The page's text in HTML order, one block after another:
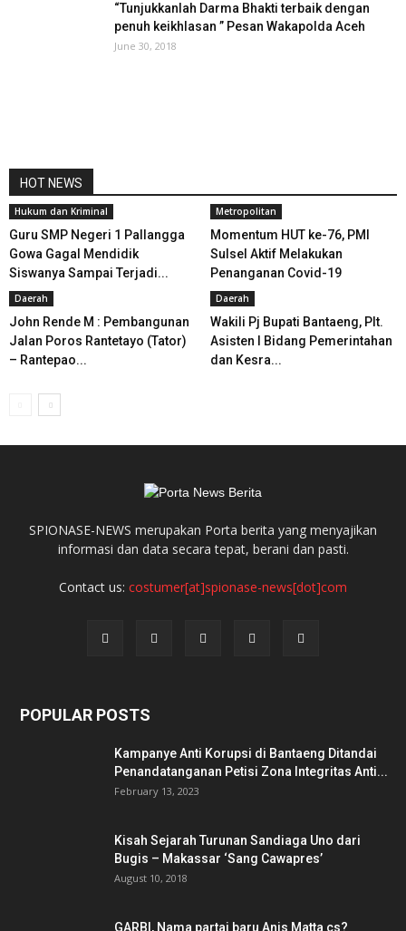
“Tunjukkanlah Darma Bhakti terbaik dengan
penuh keikhlasan ” Pesan Wakapolda Aceh
June 30, 2018
HOT NEWS
Hukum dan Kriminal
Guru SMP Negeri 1 Pallangga
Gowa Gagal Mendidik
Siswanya Sampai Terjadi...
Metropolitan
Momentum HUT ke-76, PMI
Sulsel Aktif Melakukan
Penanganan Covid-19
Daerah
John Rende M : Pembangunan
Jalan Poros Rantetayo (Tator)
– Rantepao...
Daerah
Wakili Pj Bupati Bantaeng, Plt.
Asisten I Bidang Pemerintahan
dan Kesra...
SPIONASE-NEWS merupakan Porta berita yang menyajikan
informasi dan data secara tepat, berani dan pasti.
Contact us: costumer[at]spionase-news[dot]com
POPULAR POSTS
Kampanye Anti Korupsi di Bantaeng Ditandai
Penandatanganan Petisi Zona Integritas Anti...
February 13, 2023
Kisah Sejarah Turunan Sandiaga Uno dari
Bugis – Makassar ‘Sang Cawapres’
August 10, 2018
GARBI, Nama partai baru Anis Matta cs?